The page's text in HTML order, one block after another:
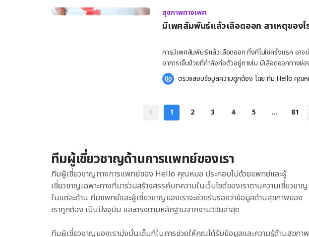
ซึ่งมีอายุครรภ์เกิน 12 สัปดาห์ แต่ไม่เกิน 20 สัปดาห์ที่ปร
ตรวจและรับคำปรึกษาทางเลือกจากผู้ประกอบวิชาชีพเว
ถ้วน และรอบด้าน วิธีการยุติการตั้งครรภ์ ช่วงของอายุ
ตั้งครรภ์ที่แตกต่างกัน เช่น อายุครรภ์น้อยกว่า 12 สัปดาห์ : ใช้ยายุติการตั้งครรภ์ หรือแพทย์จะใช้
เครื่องดูดสุญญากาศ มีลักษณะเป็นกระบอก โดยใส่หลอดดูดเข้าไปในโ
12 สัปดาห์ : ใช้ยายุติการตั้งครรภ์ ปริมาณหรือขนาดของ
ควบคุมและดูแลโดยแพทย์อย่างใกล้ชิด ยายุติการตั้งครรภ์ คืออะไร ยายุติการตั้งครรภ์ ตัวยาจะ
ช่วยหยุดการเจริญเติบโตของตัวอ่อนในครรภ์ เข้าขัดขว
สุขภาพทางเพศ
มีเพศสัมพันธ์แล้วเลือดออก สาเหตุของโ
การมีเพศสัมพันธ์แล้วเลือดออก ทั้งที่ไม่ใช่ครั้งแรก อาจ
อาการเจ็บป่วยที่กำลังก่อตัวอยู่ภายใน มีเลือดออกทางช่
[embed-health-tool-ovulation] มีเพศสัมพันธ์แล้วเ
เลือดออกในครั้งแรกนั้น เป็นสิ่งที่เกิดขึ้นได้ โดยผู้หญิงที่มี
กะปริบกะปรอย เกิดขึ้นแล้วหายได้เอง แต่การมีเพศสัมพั
คนจะเกิดภาวะนี้ เพราะบางคนอาจไม่มีเยื่อพรหมจารีตั้งแ
พัน : เนื่องจากน้ำหล่อลื่นมีไม่มาก เมื่อช่องคลอดแห้งแล้ว
ออกและอาจรู้สึกเจ็บช่องคลอดได้ การมีเพศสัมพันอย่างรุนแรง : หากมีเพศสัมพันธ์แล้วเลือดออก
อาจเกิดจากการมีเพศสัมพันรุนแรงเกินไป หรือใช้อุปกร
ช่องคลอดฉีกขาด ถ้ามีเลือดออกจำนวนมาก ควรรีบไปโรงพยาบาล อาจมีเลือดประจำเ
ให้สังเกตลักษณะของเลือด ถ้าเป็นเลือดประจำเดือนตก
เป็นไปได้ว่ามีประจำเดือนค้างในช่องคลอดหรือปากมดลูก เลือดออกผิดปกติทางช่องคลอด การเกิด
เลือดออกทางช่องคลอด โดยไม่ได้อยู่ในช่วงที่มีประจำเ
ตรวจสอบข้อมูลความถูกต้อง โดย ทีม Hello คุณห
1 2 3 4 5 ... 81
ทีมผู้เชี่ยวชาญด้านการแพทย์ของเรา
ทีมผู้เชี่ยวชาญทางการแพทย์ของ Hello คุณหมอ ประกอบไปด้วยแพทย์และผู้
เชี่ยวชาญเฉพาะทางที่มาร่วมสร้างสรรค์บทความในเว็บไซต์ของเราตามความเชี่ยวชาญ
ในแต่ละด้าน ทีมแพทย์และผู้เชี่ยวชาญของเราจะช่วยรับรองว่าข้อมูลด้านสุขภาพของ
เราถูกต้อง เป็นปัจจุบัน และตรงตามหลักฐานจากงานวิจัยล่าสุด
ทีมผู้เชี่ยวชาญของเรามุ่งมั่นเต็มที่ในการช่วยให้คุณได้รับข้อมูลและความรู้ด้านสุขภาพ